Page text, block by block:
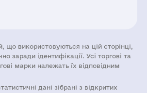
що використовуються на цій сторінці,
заради ідентифікації. Усі торгові та
марки належать їх відповідним
дані зібрані з відкритих